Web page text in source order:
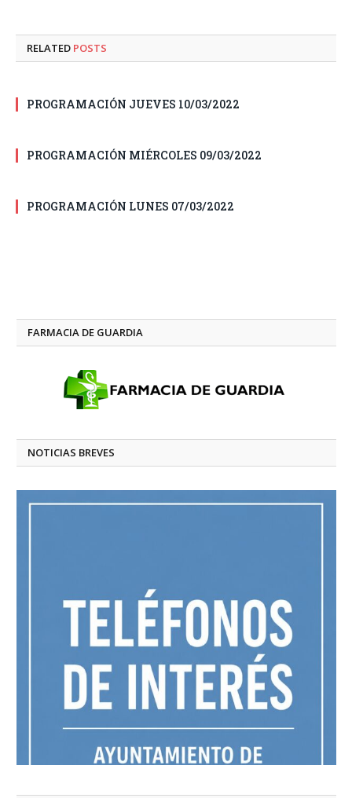
RELATED POSTS
PROGRAMACIÓN JUEVES 10/03/2022
PROGRAMACIÓN MIÉRCOLES 09/03/2022
PROGRAMACIÓN LUNES 07/03/2022
FARMACIA DE GUARDIA
NOTICIAS BREVES